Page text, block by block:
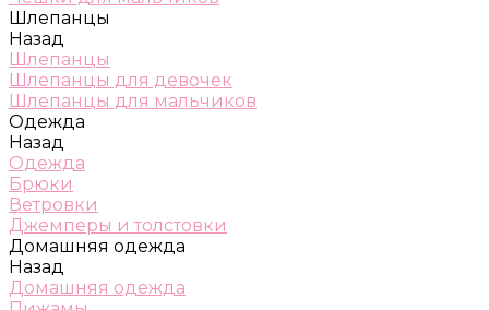
Шлепанцы
Назад
Шлепанцы
Шлепанцы для девочек
Шлепанцы для мальчиков
Одежда
Назад
Одежда
Брюки
Ветровки
Джемперы и толстовки
Домашняя одежда
Назад
Домашняя одежда